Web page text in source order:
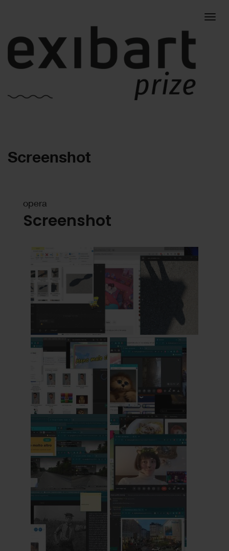
Screenshot
opera
Screenshot